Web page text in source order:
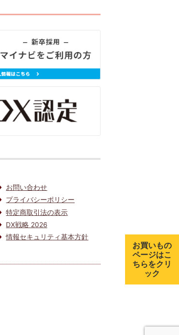
お問い合わせ
プライバシーポリシー
特定商取引法の表示
DX戦略 2026
情報セキュリティ基本方針
お買いもの
ページはこ
ちらをクリ
ック